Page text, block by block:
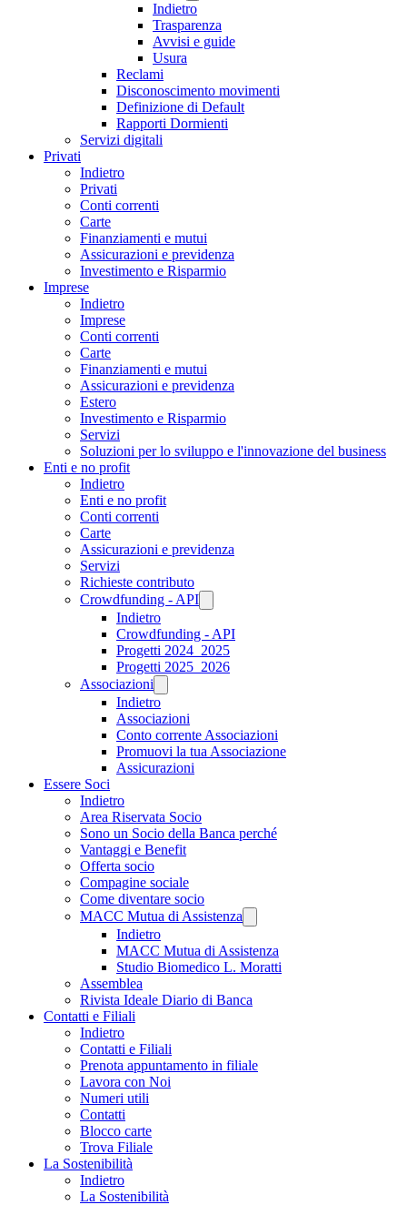
Indietro
Trasparenza
Avvisi e guide
Usura
Reclami
Disconoscimento movimenti
Definizione di Default
Rapporti Dormienti
Servizi digitali
Privati
Indietro
Privati
Conti correnti
Carte
Finanziamenti e mutui
Assicurazioni e previdenza
Investimento e Risparmio
Imprese
Indietro
Imprese
Conti correnti
Carte
Finanziamenti e mutui
Assicurazioni e previdenza
Estero
Investimento e Risparmio
Servizi
Soluzioni per lo sviluppo e l'innovazione del business
Enti e no profit
Indietro
Enti e no profit
Conti correnti
Carte
Assicurazioni e previdenza
Servizi
Richieste contributo
Crowdfunding - API
Indietro
Crowdfunding - API
Progetti 2024_2025
Progetti 2025_2026
Associazioni
Indietro
Associazioni
Conto corrente Associazioni
Promuovi la tua Associazione
Assicurazioni
Essere Soci
Indietro
Area Riservata Socio
Sono un Socio della Banca perché
Vantaggi e Benefit
Offerta socio
Compagine sociale
Come diventare socio
MACC Mutua di Assistenza
Indietro
MACC Mutua di Assistenza
Studio Biomedico L. Moratti
Assemblea
Rivista Ideale Diario di Banca
Contatti e Filiali
Indietro
Contatti e Filiali
Prenota appuntamento in filiale
Lavora con Noi
Numeri utili
Contatti
Blocco carte
Trova Filiale
La Sostenibilità
Indietro
La Sostenibilità